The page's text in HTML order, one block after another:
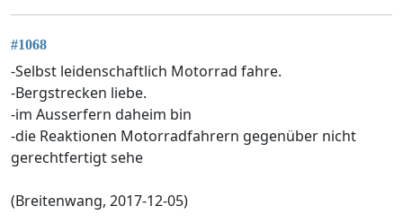
#1068
-Selbst leidenschaftlich Motorrad fahre.
-Bergstrecken liebe.
-im Ausserfern daheim bin
-die Reaktionen Motorradfahrern gegenüber nicht
gerechtfertigt sehe
(Breitenwang, 2017-12-05)